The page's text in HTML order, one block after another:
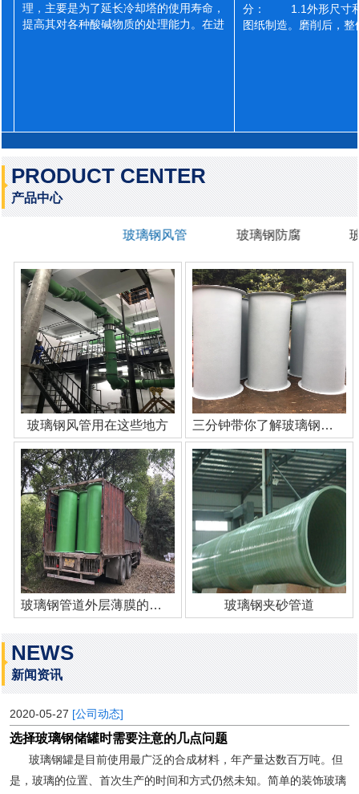
理，主要是为了延长冷却塔的使用寿命，
提高其对各种酸碱物质的处理能力。在进
分： 1.1外形尺寸和
图纸制造。磨削后，
PRODUCT CENTER
产品中心
玻璃钢风管 玻璃钢防腐
玻璃钢风管用在这些地方 三分钟带你了解玻璃钢管道
玻璃钢管道外层薄膜的作用 玻璃钢夹砂管道
NEWS
新闻资讯
2020-05-27 [公司动态]
选择玻璃钢储罐时需要注意的几点问题
玻璃钢罐是目前使用最广泛的合成材料，年产量达数百万吨。但
是，玻璃的位置、首次生产的时间和方式仍然未知。简单的装饰玻璃